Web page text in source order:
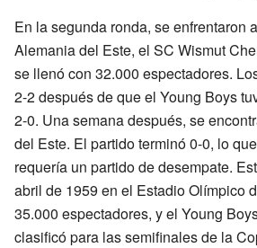
En la segunda ronda, se enfrentaron
Alemania del Este, el SC Wismut
se llenó con 32.000 espectadores.
2-2 después de que el Young Boys
2-0. Una semana después, se
del Este. El partido terminó 0-0, lo
requería un partido de desempate.
abril de 1959 en el Estadio Olímpico
35.000 espectadores, y el Young
clasificó para las semifinales de la